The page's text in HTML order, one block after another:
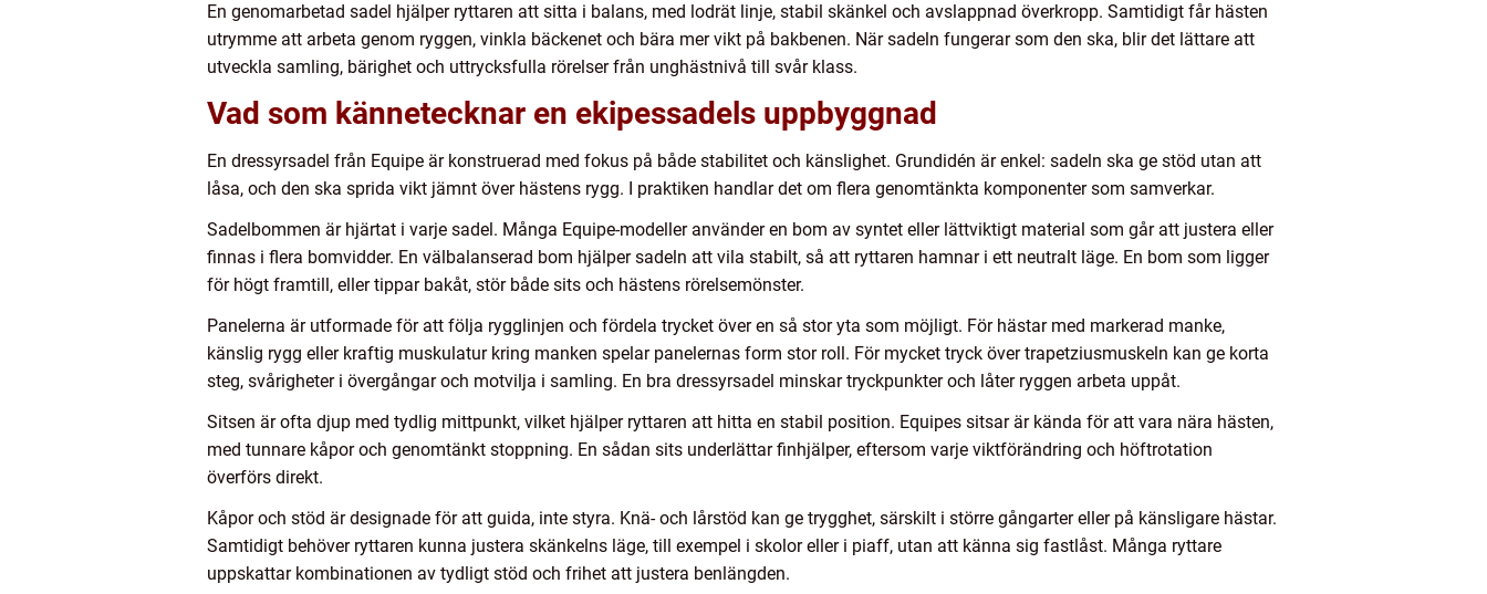
En genomarbetad sadel hjälper ryttaren att sitta i balans, med lodrät linje, stabil skänkel och avslappnad överkropp. Samtidigt får hästen
utrymme att arbeta genom ryggen, vinkla bäckenet och bära mer vikt på bakbenen. När sadeln fungerar som den ska, blir det lättare att
utveckla samling, bärighet och uttrycksfulla rörelser från unghästnivå till svår klass.
Vad som kännetecknar en ekipessadels uppbyggnad
En dressyrsadel från Equipe är konstruerad med fokus på både stabilitet och känslighet. Grundidén är enkel: sadeln ska ge stöd utan att
låsa, och den ska sprida vikt jämnt över hästens rygg. I praktiken handlar det om flera genomtänkta komponenter som samverkar.
Sadelbommen är hjärtat i varje sadel. Många Equipe-modeller använder en bom av syntet eller lättviktigt material som går att justera eller
finnas i flera bomvidder. En välbalanserad bom hjälper sadeln att vila stabilt, så att ryttaren hamnar i ett neutralt läge. En bom som ligger
för högt framtill, eller tippar bakåt, stör både sits och hästens rörelsemönster.
Panelerna är utformade för att följa rygglinjen och fördela trycket över en så stor yta som möjligt. För hästar med markerad manke,
känslig rygg eller kraftig muskulatur kring manken spelar panelernas form stor roll. För mycket tryck över trapetziusmuskeln kan ge korta
steg, svårigheter i övergångar och motvilja i samling. En bra dressyrsadel minskar tryckpunkter och låter ryggen arbeta uppåt.
Sitsen är ofta djup med tydlig mittpunkt, vilket hjälper ryttaren att hitta en stabil position. Equipes sitsar är kända för att vara nära hästen,
med tunnare kåpor och genomtänkt stoppning. En sådan sits underlättar finhjälper, eftersom varje viktförändring och höftrotation
överförs direkt.
Kåpor och stöd är designade för att guida, inte styra. Knä- och lårstöd kan ge trygghet, särskilt i större gångarter eller på känsligare hästar.
Samtidigt behöver ryttaren kunna justera skänkelns läge, till exempel i skolor eller i piaff, utan att känna sig fastlåst. Många ryttare
uppskattar kombinationen av tydligt stöd och frihet att justera benlängden.